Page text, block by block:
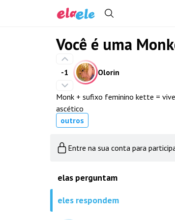
Você é uma
-1 Olorin
Monk + sufixo feminino kette =
ascético
outros
Entre na sua conta para
elas perguntam
eles respondem